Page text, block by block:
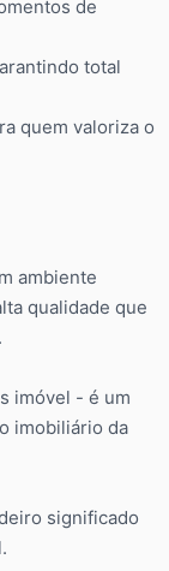
de
total
quem valoriza o
ambiente
qualidade que
imóvel - é um
imobiliário da
significado